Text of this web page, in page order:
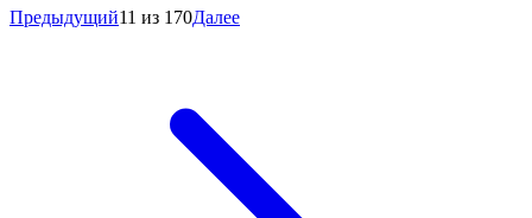
Предыдущий11 из 170Далее